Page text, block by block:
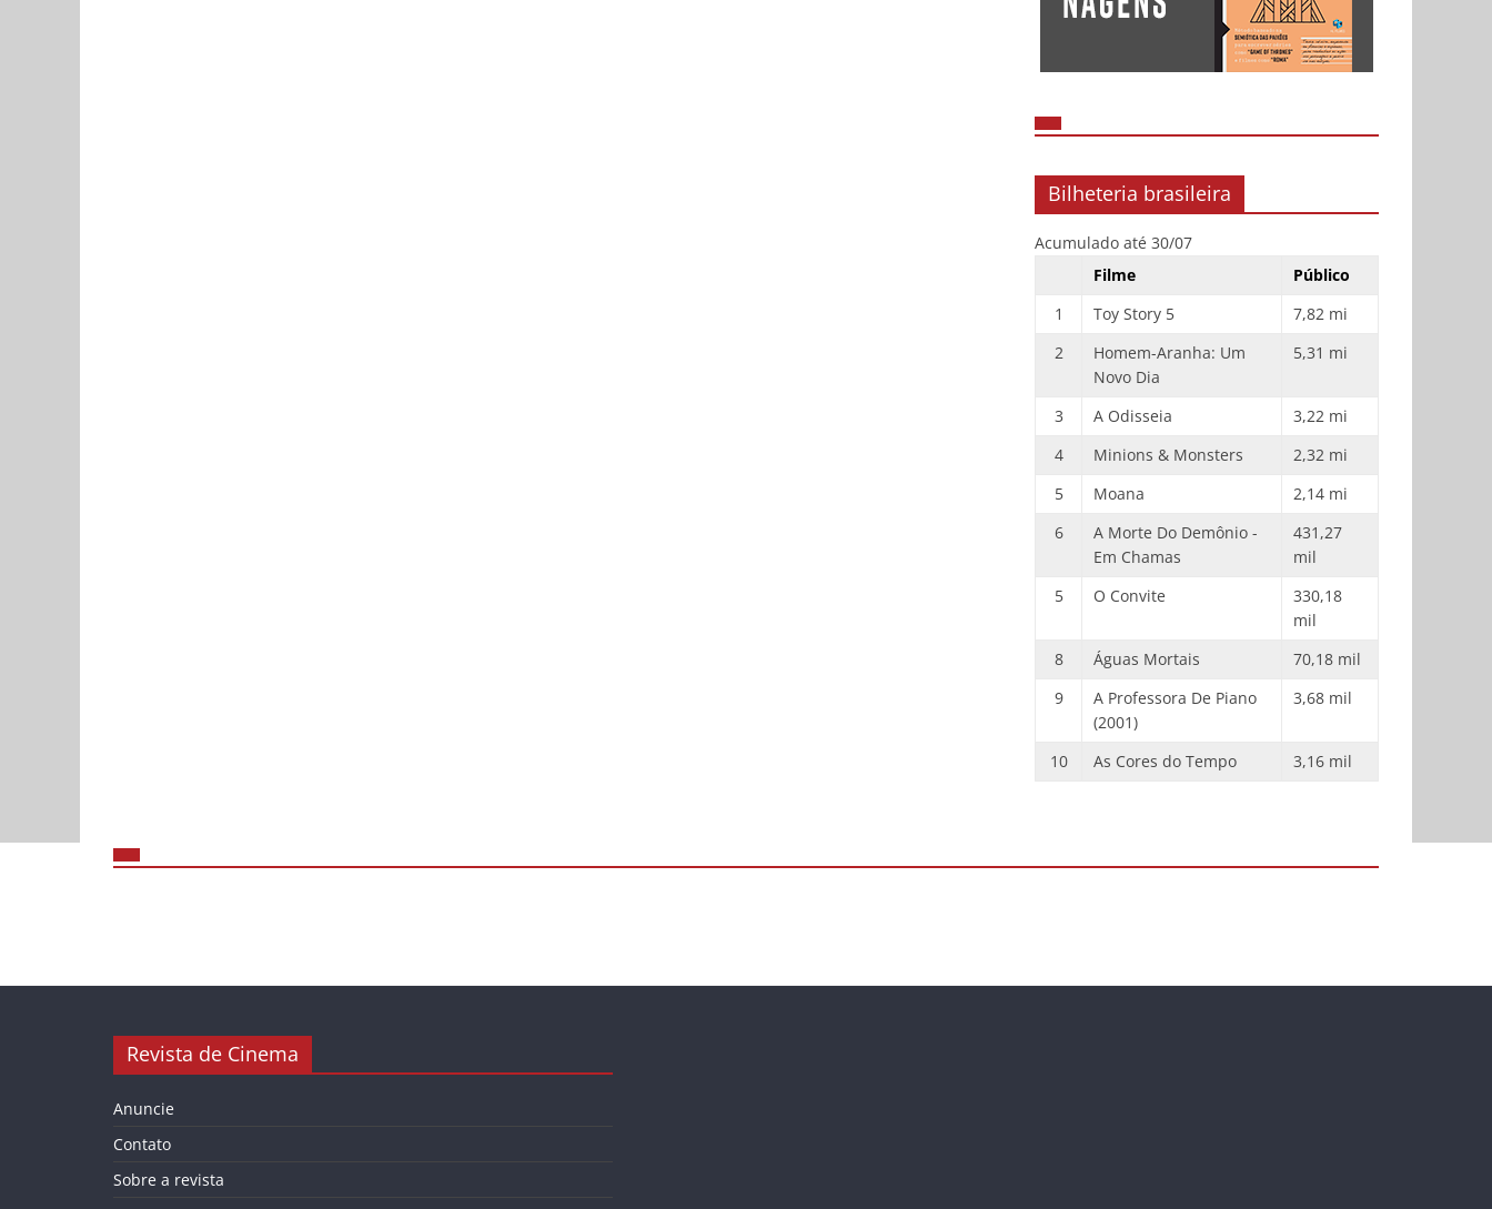
Bilheteria brasileira
Acumulado até 30/07
Filme
Público
1
Toy Story 5
7,82 mi
2
Homem-Aranha: Um
Novo Dia
5,31 mi
3 A Odisseia
3,22 mi
4
Minions & Monsters
2,32 mi
5
Moana
2,14 mi
6
A Morte Do Demônio -
Em Chamas
431,27
mil
5
O Convite
330,18
mil
8
Águas Mortais
70,18 mil
9
A Professora De Piano
(2001)
3,68 mil
10 As Cores do Tempo 3,16 mil
Revista de Cinema
Anuncie
Contato
Sobre a revista